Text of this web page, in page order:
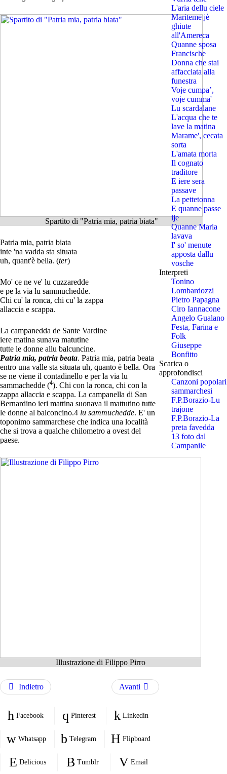
Spartito di "Patria mia, patria biata"
Patria mia, patria biata
inte 'na vadda sta situata
uh, quant'è bella. (ter)
Mo' ce ne ve' lu cuzzaredde
e pe la via lu sammuchedde.
Chi cu' la ronca, chi cu' la zappa
allaccia e scappa.
La campanedda de Sante Vardine
iere matina sunava matutine
tutte le donne allu balcuncine.
Patria mia, patria beata. Patria mia, patria beata
entro una valle sta situata uh, quanto è bella. Ora
se ne viene il contadinello e per la via lu
sammachedde (4). Chi con la ronca, chi con la
zappa allaccia e scappa. La campanella di San
Bernardino ieri mattina suonava il mattutino tutte
le donne al balconcino.4 lu sammuchedde. E' un
toponimo sammarchese che indica una località
che si trova a qualche chilometro a ovest del
paese.
Illustrazione di Filippo Pirro
Indietro Avanti
Facebook Pinterest Linkedin
Whatsapp Telegram Flipboard
Delicious Tumblr Email
L'aria dellu ciele
Mariteme jè
ghiute
all'Amereca
Quanne sposa
Francische
Donna che stai
affacciata alla
funestra
Voje cumpa’,
voje cumma'
Lu scardalane
L'acqua che te
lave la matina
Marame', cecata
sorta
L'amata morta
Il cognato
traditore
E iere sera
passave
La pettetonna
E quanne passe
ije
Quanne Maria
lavava
I' so' menute
apposta dallu
vosche
Interpreti
Tonino
Lombardozzi
Pietro Papagna
Ciro Iannacone
Angelo Gualano
Festa, Farina e
Folk
Giuseppe
Bonfitto
Scarica o
approfondisci
Canzoni popolari
sammarchesi
F.P.Borazio-Lu
trajone
F.P.Borazio-La
preta favedda
13 foto dal
Campanile